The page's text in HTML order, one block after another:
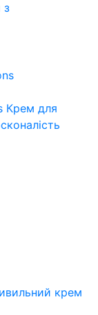
з
Крем для
крем